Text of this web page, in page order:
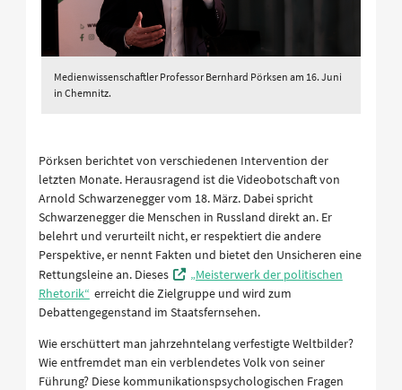
Medienwissenschaftler Professor Bernhard Pörksen am 16. Juni
in Chemnitz.
Pörksen berichtet von verschiedenen Intervention der
letzten Monate. Herausragend ist die Videobotschaft von
Arnold Schwarzenegger vom 18. März. Dabei spricht
Schwarzenegger die Menschen in Russland direkt an. Er
belehrt und verurteilt nicht, er respektiert die andere
Perspektive, er nennt Fakten und bietet den Unsicheren eine
Rettungsleine an. Dieses
„Meisterwerk der politischen
Rhetorik“ erreicht die Zielgruppe und wird zum
Debattengegenstand im Staatsfernsehen.
Wie erschüttert man jahrzehntelang verfestigte Weltbilder?
Wie entfremdet man ein verblendetes Volk von seiner
Führung? Diese kommunikationspsychologischen Fragen